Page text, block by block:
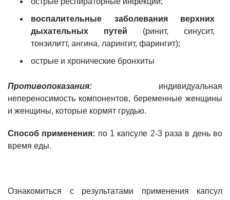
воспалительные заболевания верхних
дыхательных путей (ринит, синусит,
тонзилитт, ангина, ларингит, фарингит);
острые и хронические бронхиты
Противопоказания: индивидуальная
непереносимость компонентов, беременные женщины
и женщины, которые кормят грудью.
Способ применения: по 1 капсуле 2-3 раза в день во
время еды.
Ознакомиться с результатами применения капсул